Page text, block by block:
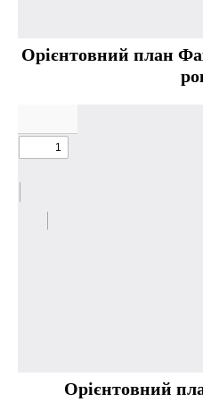
Орієнтовний план
Орієнтовний